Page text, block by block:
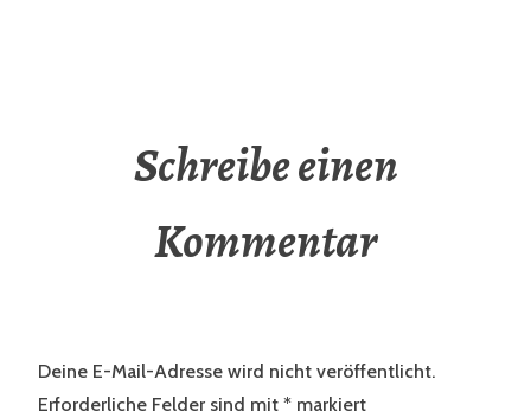
Schreibe einen
Kommentar
Deine E-Mail-Adresse wird nicht veröffentlicht.
Erforderliche Felder sind mit * markiert